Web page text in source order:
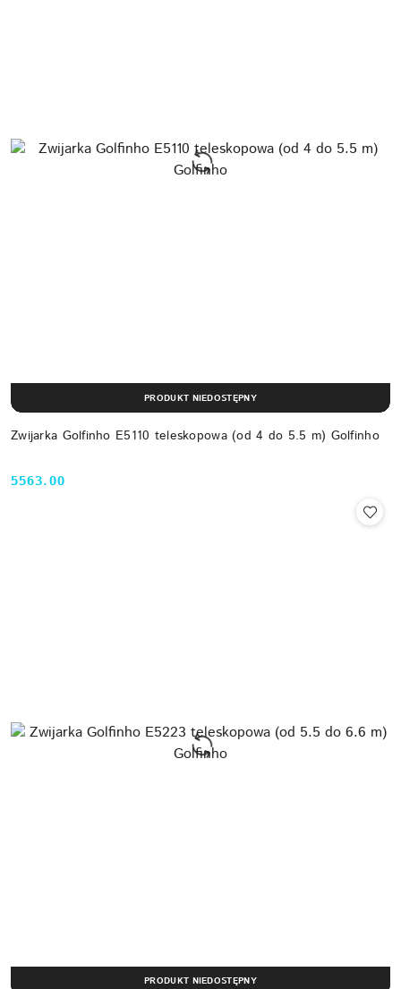
Zwijarka Golfinho E5110 teleskopowa (od 4 do 5.5 m) Golfinho
Cena:
5563.00
PRODUKT NIEDOSTĘPNY
PRODUKT NIEDOSTĘPNY